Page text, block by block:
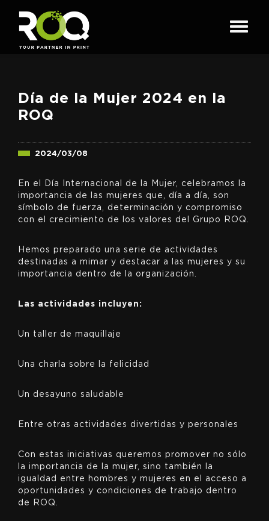
Día de la Mujer 2024 en la
ROQ
2024/03/08
En el Día Internacional de la Mujer, celebramos la
importancia de las mujeres que, día a día, son
símbolo de fuerza, determinación y compromiso
con el crecimiento de los valores del Grupo ROQ.
Hemos preparado una serie de actividades
destinadas a mimar y destacar a las mujeres y su
importancia dentro de la organización.
Las actividades incluyen:
Un taller de maquillaje
Una charla sobre la felicidad
Un desayuno saludable
Entre otras actividades divertidas y personales
Con estas iniciativas queremos promover no sólo
la importancia de la mujer, sino también la
igualdad entre hombres y mujeres en el acceso a
oportunidades y condiciones de trabajo dentro
de ROQ.